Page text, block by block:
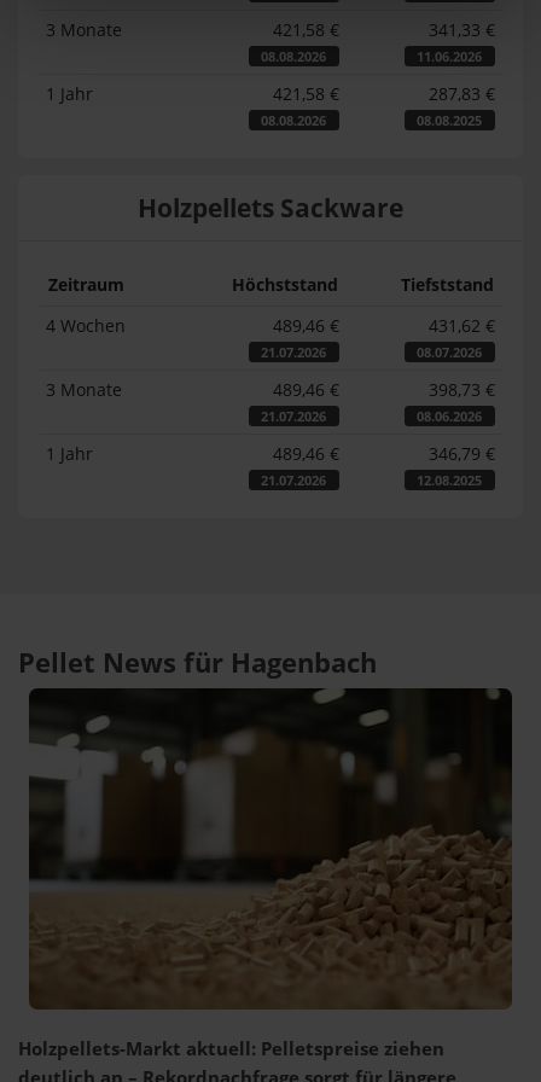
3 Monate 421,58 €
08.08.2026
341,33 €
11.06.2026
1 Jahr 421,58 €
08.08.2026
287,83 €
08.08.2025
Holzpellets Sackware
Zeitraum Höchststand
Tiefststand
4 Wochen
489,46 €
21.07.2026
431,62 €
08.07.2026
3 Monate 489,46 €
21.07.2026
398,73 €
08.06.2026
1 Jahr 489,46 €
21.07.2026
346,79 €
12.08.2025
Pellet News für Hagenbach
Holzpellets-Markt aktuell: Pelletspreise ziehen